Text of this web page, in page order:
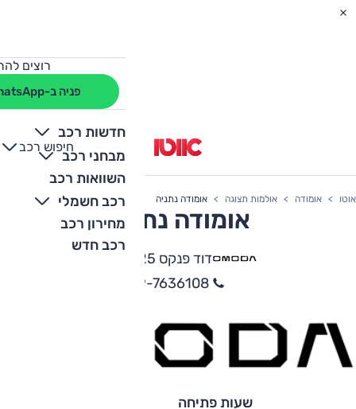
רוצים
פניה ב-WhatsApp
חדשות רכב
מבחני רכב
השוואות רכב
רכב חשמלי
מחירון רכב
רכב חדש
חיפוש רכב
+
-
אוטו אומודה אולמות תצוגה אומודה נתניה
אומודה נתניה
דוד פנקס 25, נתניה
09-7636108
שעות פתיחה